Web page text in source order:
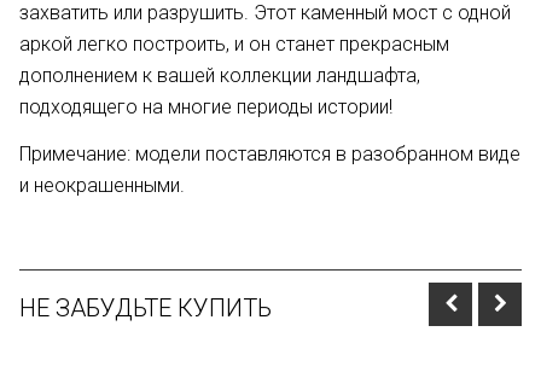
захватить или разрушить. Этот каменный мост с одной
аркой легко построить, и он станет прекрасным
дополнением к вашей коллекции ландшафта,
подходящего на многие периоды истории!
Примечание: модели поставляются в разобранном виде
и неокрашенными.
НЕ ЗАБУДЬТЕ КУПИТЬ